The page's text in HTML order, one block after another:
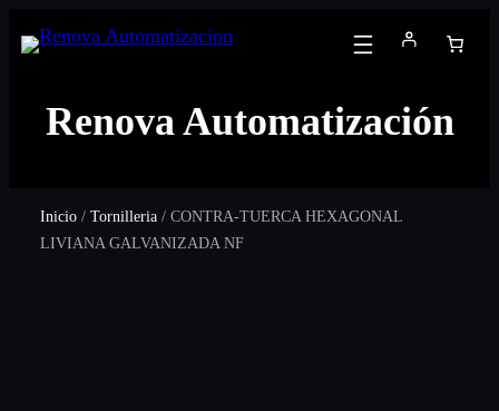
Renova Automatización
Inicio / Tornilleria / CONTRA-TUERCA HEXAGONAL
LIVIANA GALVANIZADA NF